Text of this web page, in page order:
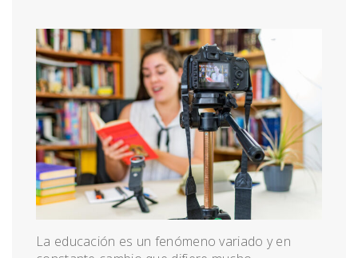
La educación es un fenómeno variado y en